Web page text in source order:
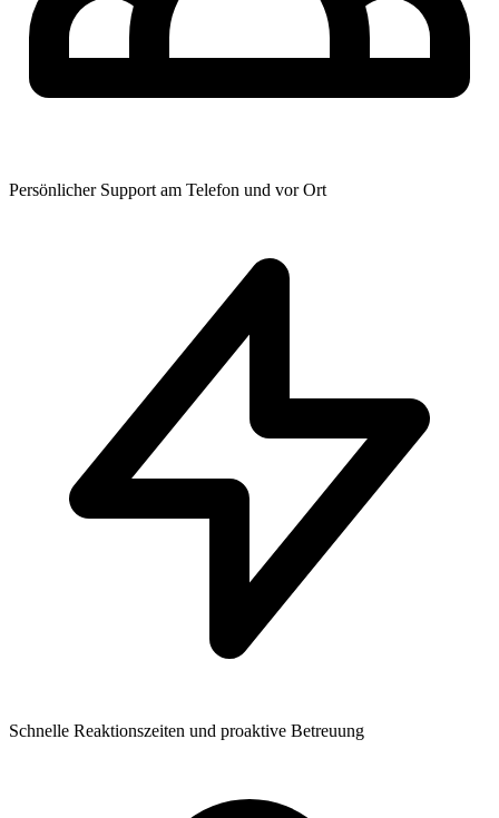
Persönlicher Support am Telefon und vor Ort
Schnelle Reaktionszeiten und proaktive Betreuung